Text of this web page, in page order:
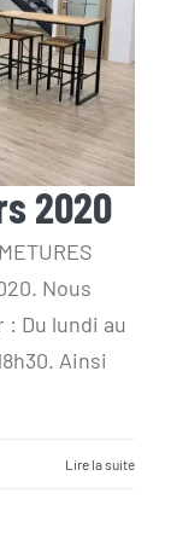
2020
2020
Nous
Du lundi au
Ainsi
Lire la suite